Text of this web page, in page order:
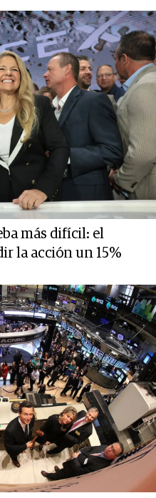
más difícil: el
la acción un 15%